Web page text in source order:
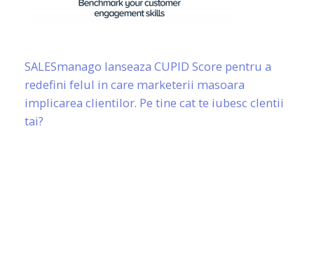
SALESmanago lanseaza CUPID Score pentru a
redefini felul in care marketerii masoara
implicarea clientilor. Pe tine cat te iubesc clentii
tai?